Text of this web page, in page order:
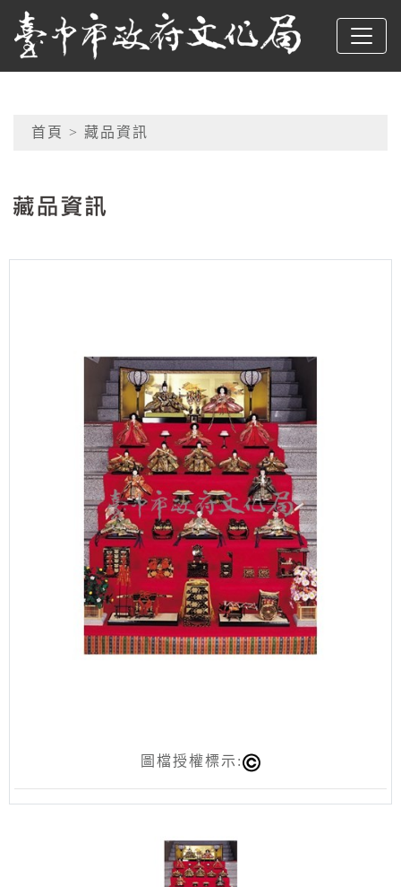
跳到主要內容
臺中市政府文化局
網頁導覽
首頁 > 藏品資訊
圖檔授權標示: